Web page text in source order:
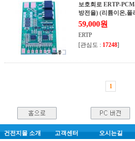
보호회로 ERTP-
방전율) (리튬이온,폴
59,000원
ERTP
[관심도 : 17248]
1
건전지몰 소개 고객센터 오시는길